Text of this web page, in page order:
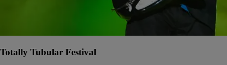
Totally Tubular Festival